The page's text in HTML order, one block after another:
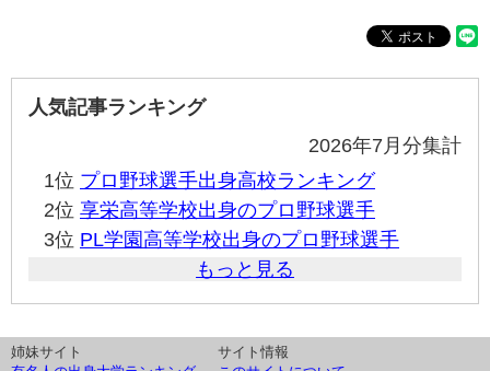
人気記事ランキング
2026年7月分集計
1位 プロ野球選手出身高校ランキング
2位 享栄高等学校出身のプロ野球選手
3位 PL学園高等学校出身のプロ野球選手
もっと見る
姉妹サイト
サイト情報